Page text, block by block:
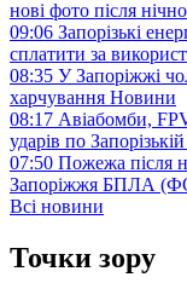
нові фото після
09:06 Запорізькі
сплатити за
08:35 У Запоріжжі
харчування Новини
08:17 Авіабомби,
ударів по
07:50 Пожежа після
Запоріжжя БПЛА
Всі новини
Точки зору